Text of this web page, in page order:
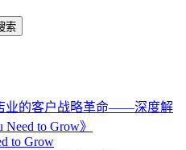
索
业的客户战略革命——深度解
to Grow》
to Grow